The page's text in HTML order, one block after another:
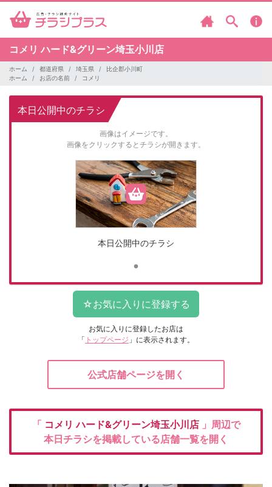
コメリハード&グリーン埼玉小川店
ホーム 都道府県 埼玉県
比企郡小川町
ホーム
お店の名前 コメリ
本日公開中のチラシ
画像はイメージです。
画像をクリックするとチラシが開きます。
本日公開中のチラシ
お気に入りに登録したお店は
「 トップページ 」に表示されます。
公式店舗ページを開く
「 コメリハード&グリーン埼玉小川店 」周辺で
本日チラシを掲載している店舗一覧を開く